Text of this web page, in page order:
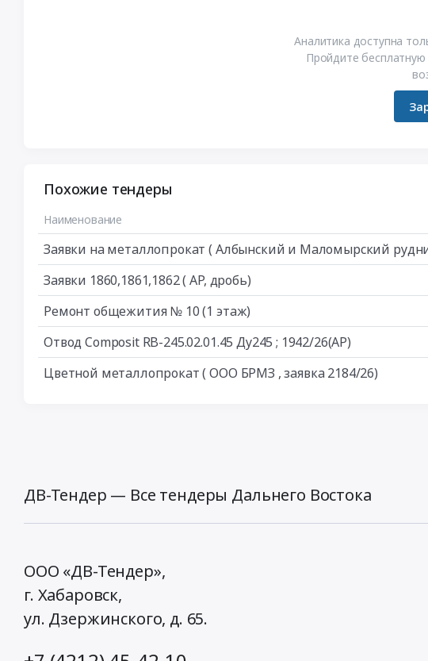
Аналитика доступна
Пройдите
Похожие тендеры
Наименование
Заявки на металлопрокат ( Албынский и Маломырский
Заявки 1860,1861,1862 ( АР, дробь)
Ремонт общежития № 10 (1 этаж)
Отвод Composit RB-245.02.01.45 Ду245 ; 1942/26(АР)
Цветной металлопрокат ( ООО БРМЗ , заявка 2184/26)
ДВ-Тендер — Все тендеры Дальнего Востока
ООО «ДВ-Тендер»,
г. Хабаровск,
ул. Дзержинского, д. 65.